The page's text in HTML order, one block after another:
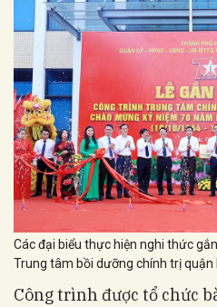
Các đại biểu thực hiện nghi thức
Trung tâm bồi dưỡng chính trị quận
Công trình được tổ chức